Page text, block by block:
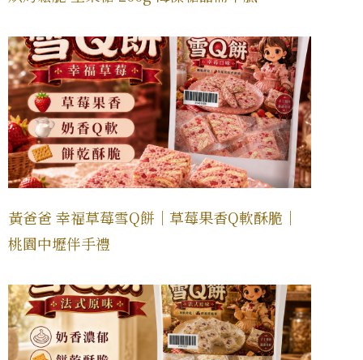
黃爸爸 幸福草莓雪Q餅｜草莓果香Q軟酥脆｜
桃園中壢伴手禮